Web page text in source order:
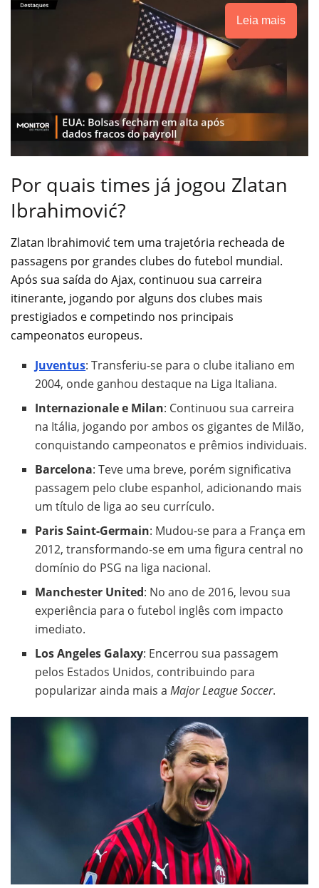
Leia mais
Por quais times já jogou Zlatan
Ibrahimović?
Zlatan Ibrahimović tem uma trajetória recheada de
passagens por grandes clubes do futebol mundial.
Após sua saída do Ajax, continuou sua carreira
itinerante, jogando por alguns dos clubes mais
prestigiados e competindo nos principais
campeonatos europeus.
Juventus: Transferiu-se para o clube italiano em
2004, onde ganhou destaque na Liga Italiana.
Internazionale e Milan: Continuou sua carreira
na Itália, jogando por ambos os gigantes de Milão,
conquistando campeonatos e prêmios individuais.
Barcelona: Teve uma breve, porém significativa
passagem pelo clube espanhol, adicionando mais
um título de liga ao seu currículo.
Paris Saint-Germain: Mudou-se para a França em
2012, transformando-se em uma figura central no
domínio do PSG na liga nacional.
Manchester United: No ano de 2016, levou sua
experiência para o futebol inglês com impacto
imediato.
Los Angeles Galaxy: Encerrou sua passagem
pelos Estados Unidos, contribuindo para
popularizar ainda mais aMajor League Soccer.